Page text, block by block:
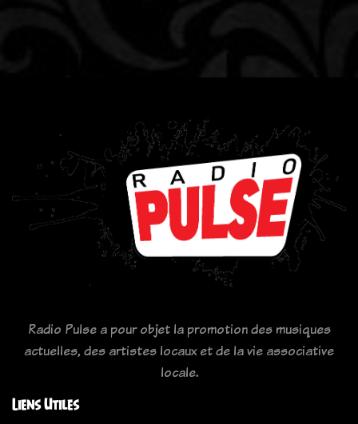
Radio Pulse a pour objet la promotion des musiques
actuelles, des artistes locaux et de la vie associative
locale.
Liens Utiles